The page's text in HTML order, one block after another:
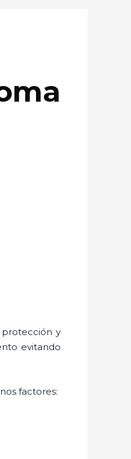
y
evitando
factores: